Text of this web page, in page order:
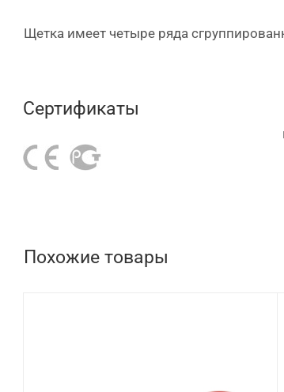
Щетка имеет четыре ряда
Сертификаты
Похожие товары